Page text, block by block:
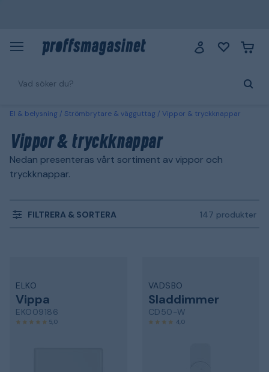
El & belysning Strömbrytare & vägguttag Vippor & tryckknappar
Vippor & tryckknappar
Nedan presenteras vårt sortiment av vippor och
tryckknappar.
FILTRERA & SORTERA 147 produkter
ELKO
Vippa
EKO09186
5,0
VADSBO
Sladdimmer
CD50-W
4,0